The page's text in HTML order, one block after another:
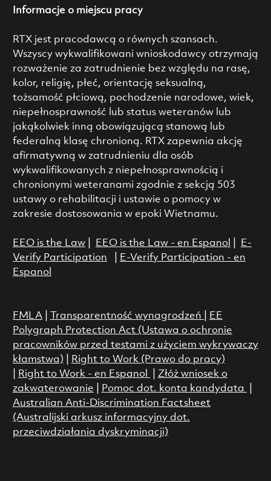
Informacje o miejscu pracy
RTX jest pracodawcą o równych szansach.
Wszyscy wykwalifikowani wnioskodawcy otrzymają
rozważenie za zatrudnienie bez względu na rasę,
kolor, religię, płeć, orientację seksualną,
tożsamość płciową, pochodzenie narodowe, wiek,
niepełnosprawność lub status weteranów lub
jakąkolwiek inną obowiązującą stanową lub
federalną klasę chronioną. RTX zapewnia akcję
afirmatywną w zatrudnieniu dla osób
wykwalifikowanych z niepełnosprawnością i
chronionymi weteranami zgodnie z sekcją 503
ustawy o rehabilitacji i ustawie o pomocy w
zakresie dostosowania w epoki Wietnamu.
EEO is the Law| EEO is the Law - en Espanol
E-
Verify Participation
E-Verify Participation - en
Espanol
FMLA| Transparentność wynagrodzeń
EE
Polygraph Protection Act (Ustawa o ochronie
pracowników przed testami z użyciem wykrywaczy
kłamstwa)
Right to Work (Prawo do pracy)
Right to Work - en Espanol
Złóż wniosek o
zakwaterowanie
Pomoc dot. konta kandydata
Australian Anti-Discrimination Factsheet
(Australijski arkusz informacyjny dot.
przeciwdziałania dyskryminacji)